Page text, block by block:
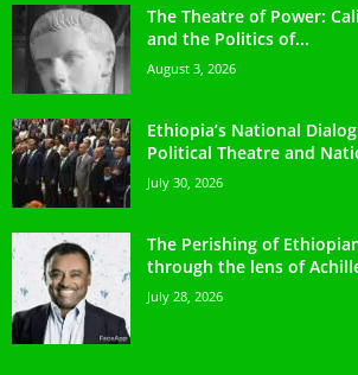
The Theatre of Power:
and the Politics of...
August 3, 2026
Ethiopia’s National
Political Theatre and
July 30, 2026
The Perishing of
through the lens of
July 28, 2026